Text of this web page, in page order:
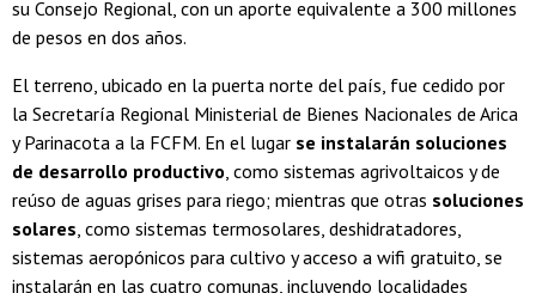
su Consejo Regional, con un aporte equivalente a 300 millones
de pesos en dos años.
El terreno, ubicado en la puerta norte del país, fue cedido por
la Secretaría Regional Ministerial de Bienes Nacionales de Arica
y Parinacota a la FCFM. En el lugar se instalarán soluciones
de desarrollo productivo, como sistemas agrivoltaicos y de
reúso de aguas grises para riego; mientras que otras soluciones
solares, como sistemas termosolares, deshidratadores,
sistemas aeropónicos para cultivo y acceso a wifi gratuito, se
instalarán en las cuatro comunas, incluyendo localidades